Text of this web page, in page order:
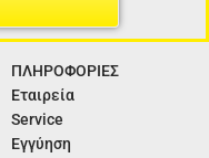
ΠΛΗΡΟΦΟΡΙΕΣ
Εταιρεία
Service
Εγγύηση